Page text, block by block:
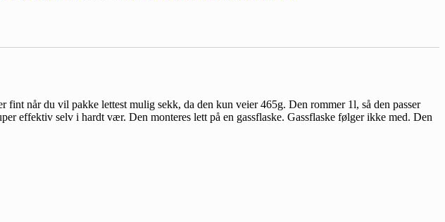
når du vil pakke lettest mulig sekk, da den kun veier 465g. Den rommer 1l, så den passer
effektiv selv i hardt vær. Den monteres lett på en gassflaske. Gassflaske følger ikke med. Den